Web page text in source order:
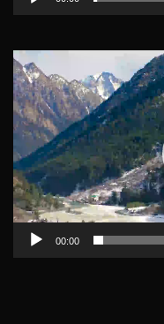
Video
Player
00:00